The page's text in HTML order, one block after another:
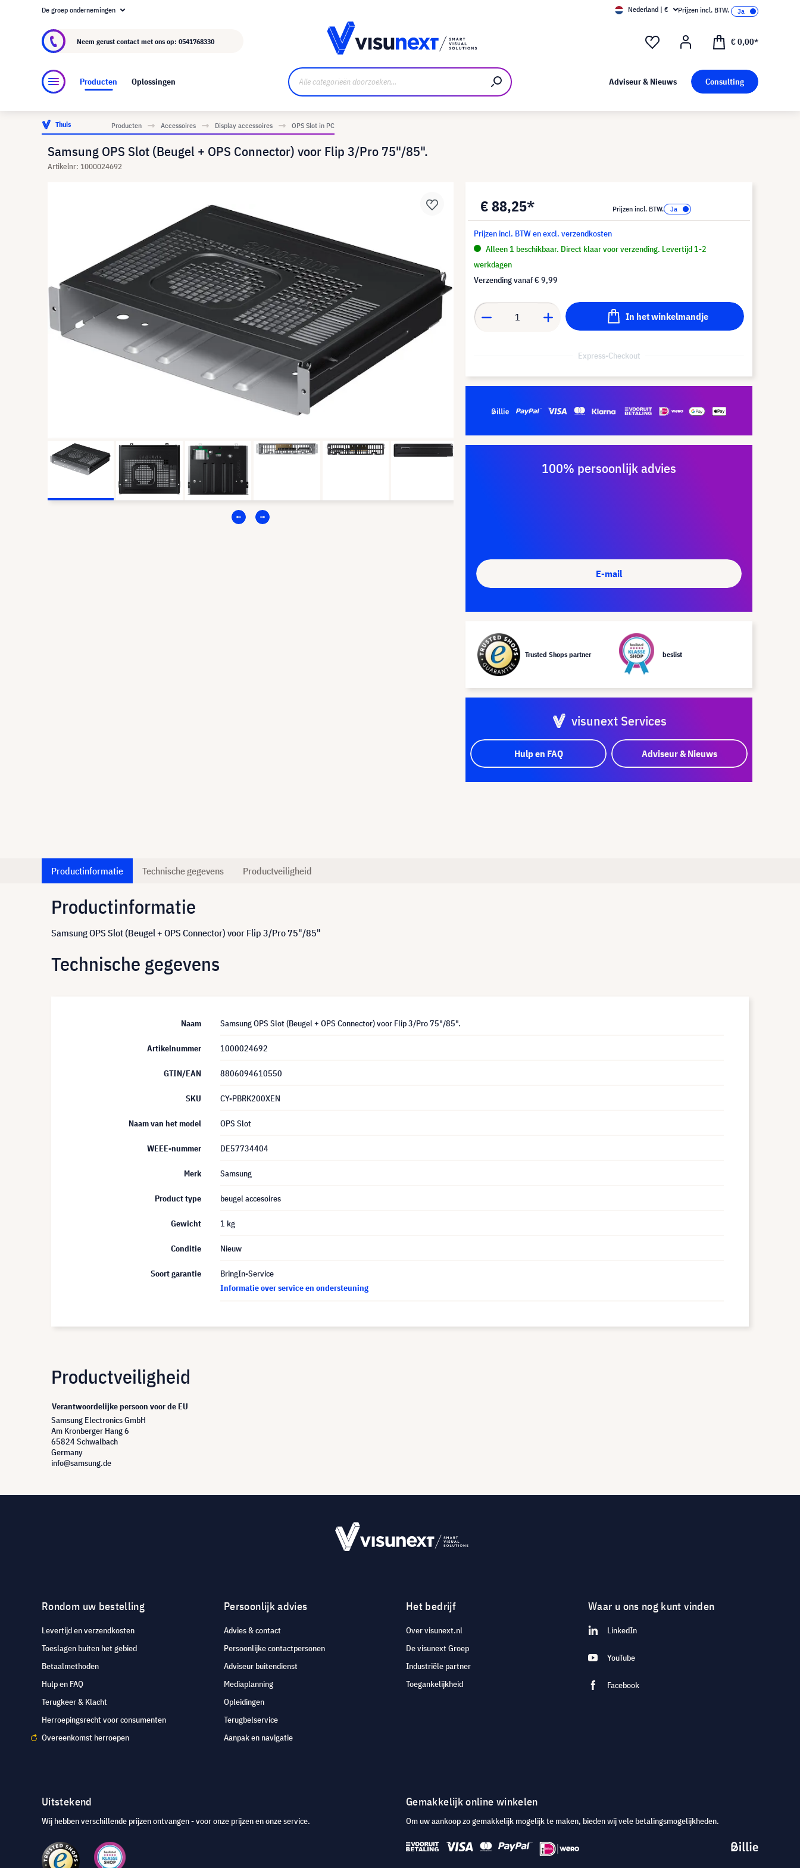
Over visunext.nl
De groep ondernemingen Nederland | € Prijzen incl. BTW.
Neem gerust contact met ons op: 0541768330 € 0,00*
Producten Oplossingen Adviseur & Nieuws Consulting
Thuis Producten Accessoires Display accessoires OPS Slot in PC
Samsung OPS Slot (Beugel + OPS Connector) voor Flip 3/Pro 75"/85".
Artikelnr: 1000024692
€ 88,25* Prijzen incl. BTW.
Prijzen incl. BTW en excl. verzendkosten
Alleen 1 beschikbaar. Direct klaar voor verzending. Levertijd 1-2
werkdagen
Verzending vanaf€ 9,99
In het winkelmandje
Express-Checkout
100% persoonlijk advies
E-mail
Trusted Shops partner beslist
visunext Services
Hulp en FAQ Adviseur & Nieuws
Productinformatie Technische gegevens Productveiligheid
Productinformatie
Samsung OPS Slot (Beugel + OPS Connector) voor Flip 3/Pro 75"/85"
Technische gegevens
Naam Samsung OPS Slot (Beugel + OPS Connector) voor Flip 3/Pro 75"/85".
Artikelnummer 1000024692
GTIN/EAN 8806094610550
SKU CY-PBRK200XEN
Naam van het model OPS Slot
WEEE-nummer DE57734404
Merk Samsung
Product type beugel accesoires
Gewicht 1 kg
Conditie Nieuw
Soort garantie
BringIn-Service
Informatie over service en ondersteuning
Productveiligheid
Verantwoordelijke persoon voor de EU
Samsung Electronics GmbH
Am Kronberger Hang 6
65824 Schwalbach
Germany
info@samsung.de
Rondom uw bestelling
Levertijd en verzendkosten
Toeslagen buiten het gebied
Betaalmethoden
Hulp en FAQ
Terugkeer & Klacht
Herroepingsrecht voor consumenten
Overeenkomst herroepen
Persoonlijk advies
Advies & contact
Persoonlijke contactpersonen
Adviseur buitendienst
Mediaplanning
Opleidingen
Terugbelservice
Aanpak en navigatie
Het bedrijf
Over visunext.nl
De visunext Groep
Industriële partner
Toegankelijkheid
Waar u ons nog kunt vinden
LinkedIn
YouTube
Facebook
Uitstekend
Wij hebben verschillende prijzen ontvangen - voor onze prijzen en onze service.
Gemakkelijk online winkelen
Om uw aankoop zo gemakkelijk mogelijk te maken, bieden wij vele betalingsmogelijkheden.